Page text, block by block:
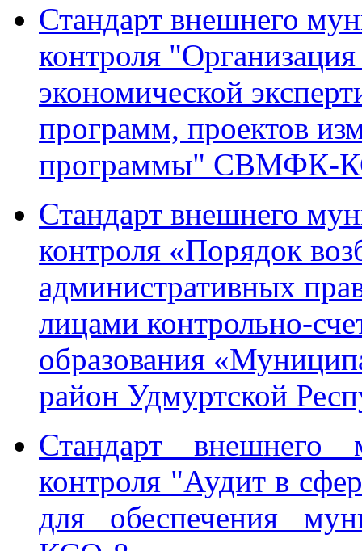
Стандарт внешнего
контроля
экономической
программ, проектов
программы" СВМФК-
Стандарт внешнего
контроля «Порядок
административных
лицами контрольно-
образования
район Удмуртской
Стандарт внешнего
контроля "Аудит в
для обеспечения